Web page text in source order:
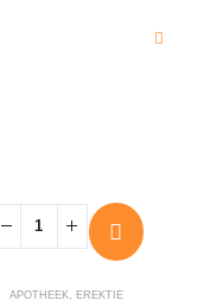
APOTHEEK, EREKTIE